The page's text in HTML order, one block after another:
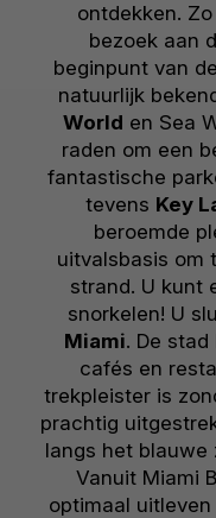
ontdekken.
bezoek aan
beginpunt van
natuurlijk
World en Sea
raden om een
fantastische
tevens Key
beroemde
uitvalsbasis om
strand. U kunt
snorkelen! U
Miami. De
cafés en
trekpleister is
prachtig
langs het blauwe
Vanuit Miami
optimaal